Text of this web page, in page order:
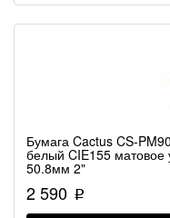
Бумага Cactus CS-
белый CIE155 матовое
50.8мм 2"
2 590 p